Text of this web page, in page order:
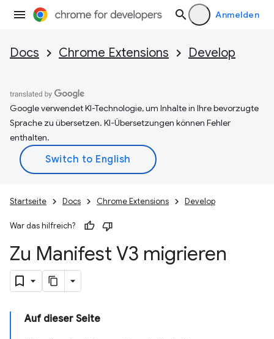
Anmelden
Docs Chrome Extensions Develop
Google verwendet KI-Technologie, um Inhalte in Ihre bevorzugte
Sprache zu übersetzen. KI-Übersetzungen können Fehler
enthalten.
Startseite Docs Chrome Extensions Develop
War das hilfreich?
Zu Manifest V3 migrieren
Auf dieser Seite